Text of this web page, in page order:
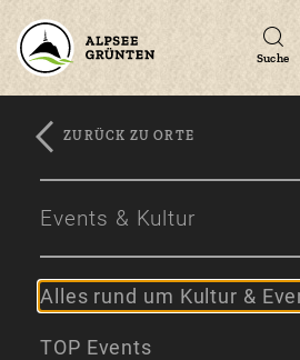
Zum
Zur
Zum
Suche
ZURÜCK ZU ORTE
Events & Kultur
Alles rund um Kultur &
TOP Events
Unterkünfte